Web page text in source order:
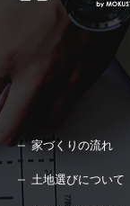
家づくりの流れ
土地選びについて